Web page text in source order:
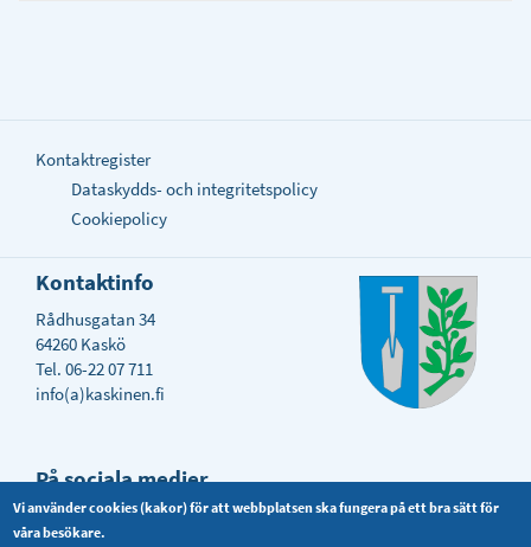
Kontaktregister
Dataskydds- och integritetspolicy
Cookiepolicy
Kontaktinfo
Rådhusgatan 34
64260 Kaskö
Tel. 06-22 07 711
info(a)kaskinen.fi
På sociala medier
Vi använder cookies (kakor) för att webbplatsen ska fungera på ett bra sätt för
våra besökare.